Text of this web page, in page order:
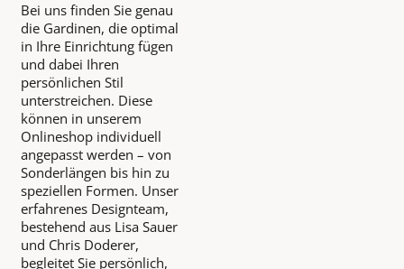
Bei uns finden Sie genau
die Gardinen, die optimal
in Ihre Einrichtung fügen
und dabei Ihren
persönlichen Stil
unterstreichen. Diese
können in unserem
Onlineshop individuell
angepasst werden – von
Sonderlängen bis hin zu
speziellen Formen. Unser
erfahrenes Designteam,
bestehend aus Lisa Sauer
und Chris Doderer,
begleitet Sie persönlich,